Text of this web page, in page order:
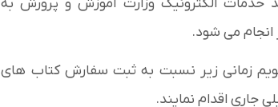
زمانی زیر نسبت به ثبت سفارش کتاب های